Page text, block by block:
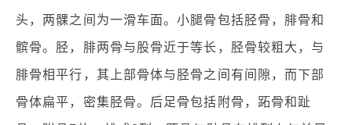
头，两髁之间为一滑车面。小腿骨包括胫骨，腓骨和
髌骨。胫，腓两骨与股骨近于等长，胫骨较粗大，与
腓骨相平行，其上部骨体与胫骨之间有间隙，而下部
骨体扁平，密集胫骨。后足骨包括附骨，跖骨和趾